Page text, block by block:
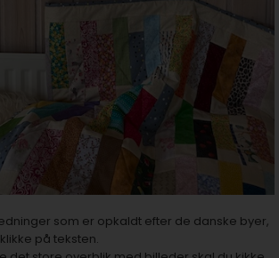
som er opkaldt efter de danske byer,
på teksten.